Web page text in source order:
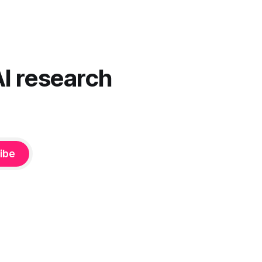
research